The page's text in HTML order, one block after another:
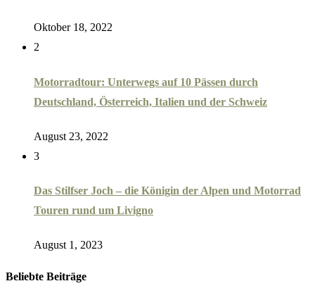
Oktober 18, 2022
2
Motorradtour: Unterwegs auf 10 Pässen durch
Deutschland, Österreich, Italien und der Schweiz
August 23, 2022
3
Das Stilfser Joch – die Königin der Alpen und Motorrad
Touren rund um Livigno
August 1, 2023
Beliebte Beiträge